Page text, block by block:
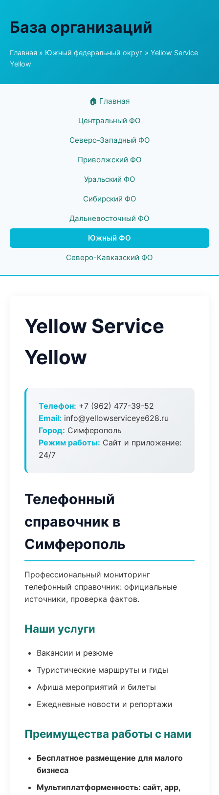
База организаций
Главная » Южный федеральный округ » Yellow Service
Yellow
🏠 Главная
Центральный ФО
Северо-Западный ФО
Приволжский ФО
Уральский ФО
Сибирский ФО
Дальневосточный ФО
Южный ФО
Северо-Кавказский ФО
Yellow Service
Yellow
Телефон: +7 (962) 477-39-52
Email: info@yellowserviceye628.ru
Город: Симферополь
Режим работы: Сайт и приложение:
24/7
Телефонный
справочник в
Симферополь
Профессиональный мониторинг
телефонный справочник: официальные
источники, проверка фактов.
Наши услуги
Вакансии и резюме
Туристические маршруты и гиды
Афиша мероприятий и билеты
Ежедневные новости и репортажи
Преимущества работы с нами
Бесплатное размещение для малого
бизнеса
Мультиплатформенность: сайт, app,